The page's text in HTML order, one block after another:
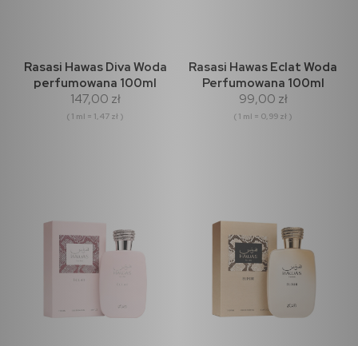
Rasasi Hawas Diva Woda
perfumowana 100ml
147,00 zł
( 1 ml = 1,47 zł )
Rasasi Hawas Eclat Woda
Perfumowana 100ml
99,00 zł
( 1 ml = 0,99 zł )